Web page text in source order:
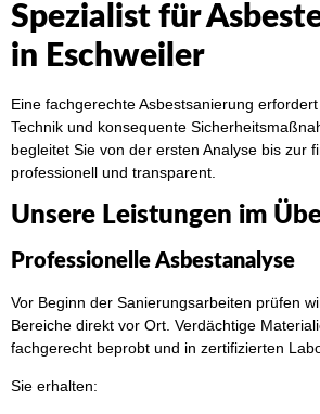
Spezialist für
in Eschweiler
Eine fachgerechte Asbestsanierung
Technik und konsequente
begleitet Sie von der ersten Analyse bis zur
professionell und transparent.
Unsere Leistungen im
Professionelle Asbestanalyse
Vor Beginn der Sanierungsarbeiten prüfen
Bereiche direkt vor Ort. Verdächtige
fachgerecht beprobt und in zertifizierten
Sie erhalten: